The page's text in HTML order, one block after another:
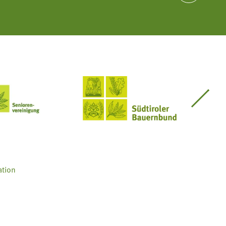
Seniorenvereinigung im SBB Südtiroler Bauernbund